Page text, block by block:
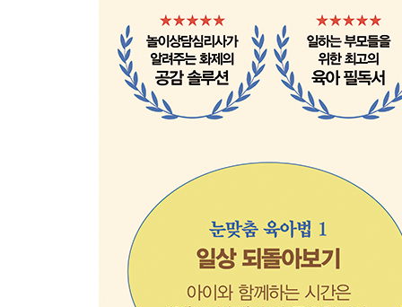
감정과 욕구를 말로 표현하기, 아이의 공감력이 자
딱딱한 명령조가 아니라 존중하는 태도로 이야기
표정과 말이 다른 이중 메시지는 아이를 혼란스럽
한 번에 한 가지씩만 말하라
장난으로라도 아이를 놀리지 마라
아이 스스로 마음을 조절할 시간을 줘라
눈맞춤 육아법 4 _ 함께 놀이하기
아이를 성장시키는 놀이, 하루 10분으로도 충분해
1분으로도 통할 수 있고, 5분으로도 즐거울 수 있다